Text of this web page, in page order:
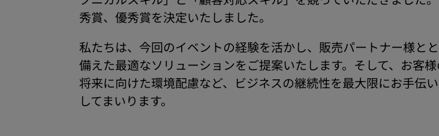
秀賞、優秀賞を決定いたしました。
私たちは、今回のイベントの経験を活かし、販売パートナー様と
備えた最適なソリューションをご提案いたします。そして、お客
将来に向けた環境配慮など、ビジネスの継続性を最大限にお手伝
してまいります。